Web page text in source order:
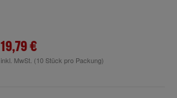
19,79 €
inkl. MwSt. (10 Stück pro Packung)